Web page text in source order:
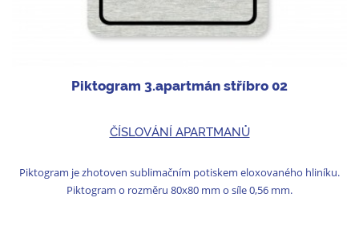
Piktogram 3.apartmán stříbro 02
ČÍSLOVÁNÍ APARTMANŮ
Piktogram je zhotoven sublimačním potiskem eloxovaného hliníku.
Piktogram o rozměru 80x80 mm o síle 0,56 mm.